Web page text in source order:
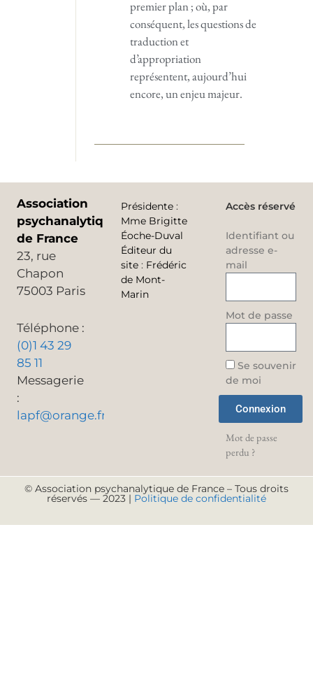
premier plan ; où, par
conséquent, les questions de
traduction et
d’appropriation
représentent, aujourd’hui
encore, un enjeu majeur.
Association
psychanalytique
de France
23, rue
Chapon
75003 Paris
Téléphone :
(0)1 43 29
85 11
Messagerie
:
lapf@orange.fr
Présidente :
Mme Brigitte
Éoche-Duval
Éditeur du
site : Frédéric
de Mont-
Marin
Accès réservé
Identifiant ou
adresse e-
mail
Mot de passe
Se souvenir
de moi
Connexion
Mot de passe
perdu ?
© Association psychanalytique de France – Tous droits
réservés — 2023 | Politique de confidentialité